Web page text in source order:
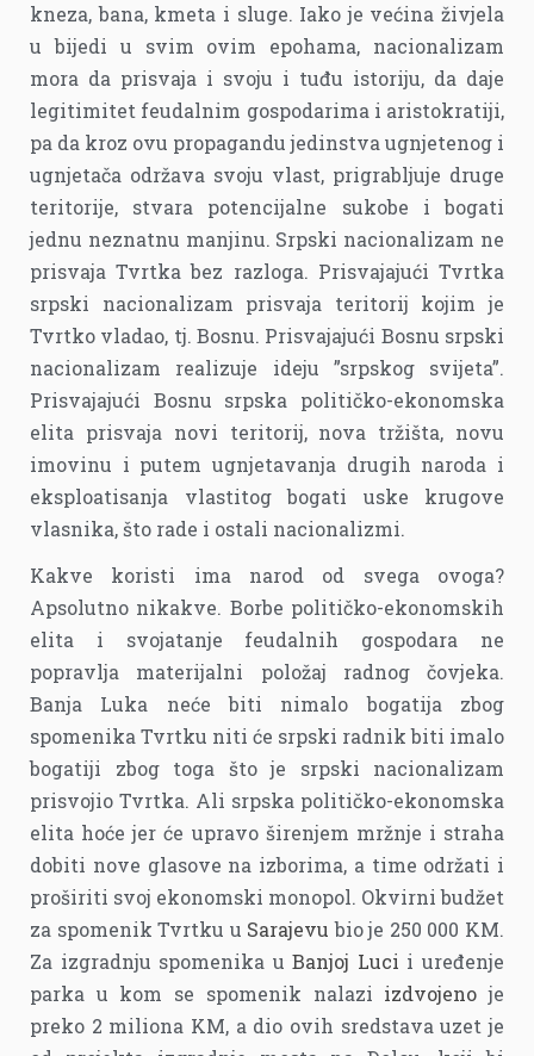
kneza, bana, kmeta i sluge. Iako je većina živjela
u bijedi u svim ovim epohama, nacionalizam
mora da prisvaja i svoju i tuđu istoriju, da daje
legitimitet feudalnim gospodarima i aristokratiji,
pa da kroz ovu propagandu jedinstva ugnjetenog i
ugnjetača održava svoju vlast, prigrabljuje druge
teritorije, stvara potencijalne sukobe i bogati
jednu neznatnu manjinu. Srpski nacionalizam ne
prisvaja Tvrtka bez razloga. Prisvajajući Tvrtka
srpski nacionalizam prisvaja teritorij kojim je
Tvrtko vladao, tj. Bosnu. Prisvajajući Bosnu srpski
nacionalizam realizuje ideju ”srpskog svijeta”.
Prisvajajući Bosnu srpska političko-ekonomska
elita prisvaja novi teritorij, nova tržišta, novu
imovinu i putem ugnjetavanja drugih naroda i
eksploatisanja vlastitog bogati uske krugove
vlasnika, što rade i ostali nacionalizmi.
Kakve koristi ima narod od svega ovoga?
Apsolutno nikakve. Borbe političko-ekonomskih
elita i svojatanje feudalnih gospodara ne
popravlja materijalni položaj radnog čovjeka.
Banja Luka neće biti nimalo bogatija zbog
spomenika Tvrtku niti će srpski radnik biti imalo
bogatiji zbog toga što je srpski nacionalizam
prisvojio Tvrtka. Ali srpska političko-ekonomska
elita hoće jer će upravo širenjem mržnje i straha
dobiti nove glasove na izborima, a time održati i
proširiti svoj ekonomski monopol. Okvirni budžet
za spomenik Tvrtku u Sarajevu bio je 250 000 KM.
Za izgradnju spomenika uBanjoj Luci i uređenje
parka u kom se spomenik nalazi izdvojeno je
preko 2 miliona KM, a dio ovih sredstava uzet je